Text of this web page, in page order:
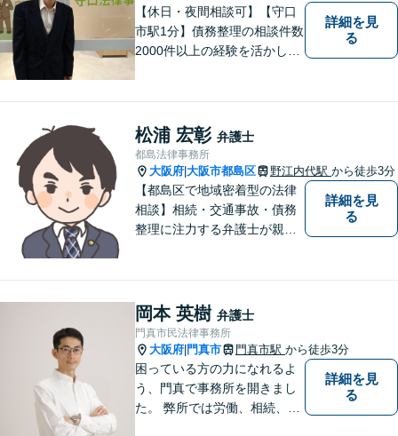
【休日・夜間相談可】【守口
市駅1分】債務整理の相談件数
2000件以上の経験を活かし、
頼者様が不安を抱かないよう
に、わかりやすく的確なアド
バイスを心がけております。
詳細を見
る
松浦 宏彰 弁護士
都島法律事務所
大阪府 大阪市都島区 野江内代駅 から徒歩3分
【都島区で地域密着型の法律
相談】相続・交通事故・債務
整理に注力する弁護士が親身
様、まずはお気軽にご連絡く
ださい。初回面談予約受付中
詳細を見
る
岡本 英樹 弁護士
門真市民法律事務所
大阪府 門真市 門真市駅 から徒歩3分
困っている方の力になれるよ
う、門真で事務所を開きまし
た。 弊所では労働、相続、離
詳細を見
る